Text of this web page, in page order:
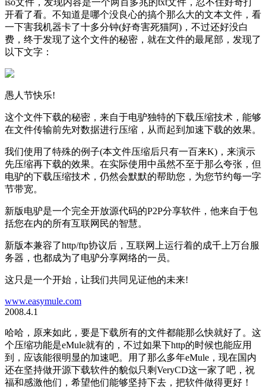
开看了看。不知道是哪个没良心的搞个那么大的文本文件，看
一下害我机器卡了十多分钟(好奇害死猫阿)，不过还好没白
费，终于发现了这个文件的秘密，就在文件的最尾部，发现了
以下文字：
愚人节快乐!
这个文件下载的秘密，来自于电驴独特的下载压缩技术，能够
在文件传输前先对数据进行压缩，从而起到加速下载的效果。
我们使用了特殊的例子(本文件压缩后只有一百来K)，来演示
先压缩再下载的效果。在实际使用中虽然不至于那么夸张，但
电驴的下载压缩技术，仍然会默默的帮助您，为您节约每一字
节带宽。
新版电驴是一个完全开放源代码的P2P分享软件，他来自于包
括您在内的所有互联网民的智慧。
新版本兼容了http/ftp协议后，互联网上运行着的成千上万台服
务器，也都成为了电驴分享网络的一员。
这只是一个开始，让我们共同见证他的未来!
www.easymule.com
2008.4.1
哈哈，原来如此，要是下载所有的文件都能那么快就好了。这
个压缩功能是eMule就有的，不过如果下http的时候也能应用
到，应该能很明显的加速吧。用了那么多年eMule，现在国内
还在坚持做开源下载软件的貌似只剩VeryCD这一家了吧，祝
福和感激他们，希望他们能够坚持下去，把软件做得更好！